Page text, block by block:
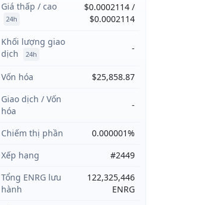
Giá thấp / cao
24h
$0.0002114 /
$0.0002114
Khối lượng giao
dịch
24h
-
Vốn hóa
$25,858.87
Giao dịch / Vốn
hóa
-
Chiếm thị phần
0.000001%
Xếp hạng
#2449
Tổng ENRG lưu
hành
122,325,446
ENRG